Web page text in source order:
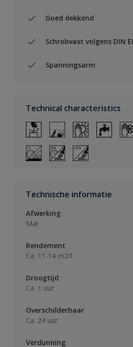
Goed dekkend
Schrobvast volgens DIN
Spanningsarm
Technical characteristics
Technische informatie
Afwerking
Mat
Rendement
Ca. 11-14 m2/l
Droogtijd
Ca. 1 uur
Overschilderbaar
Ca. 24 uur
Verdunning